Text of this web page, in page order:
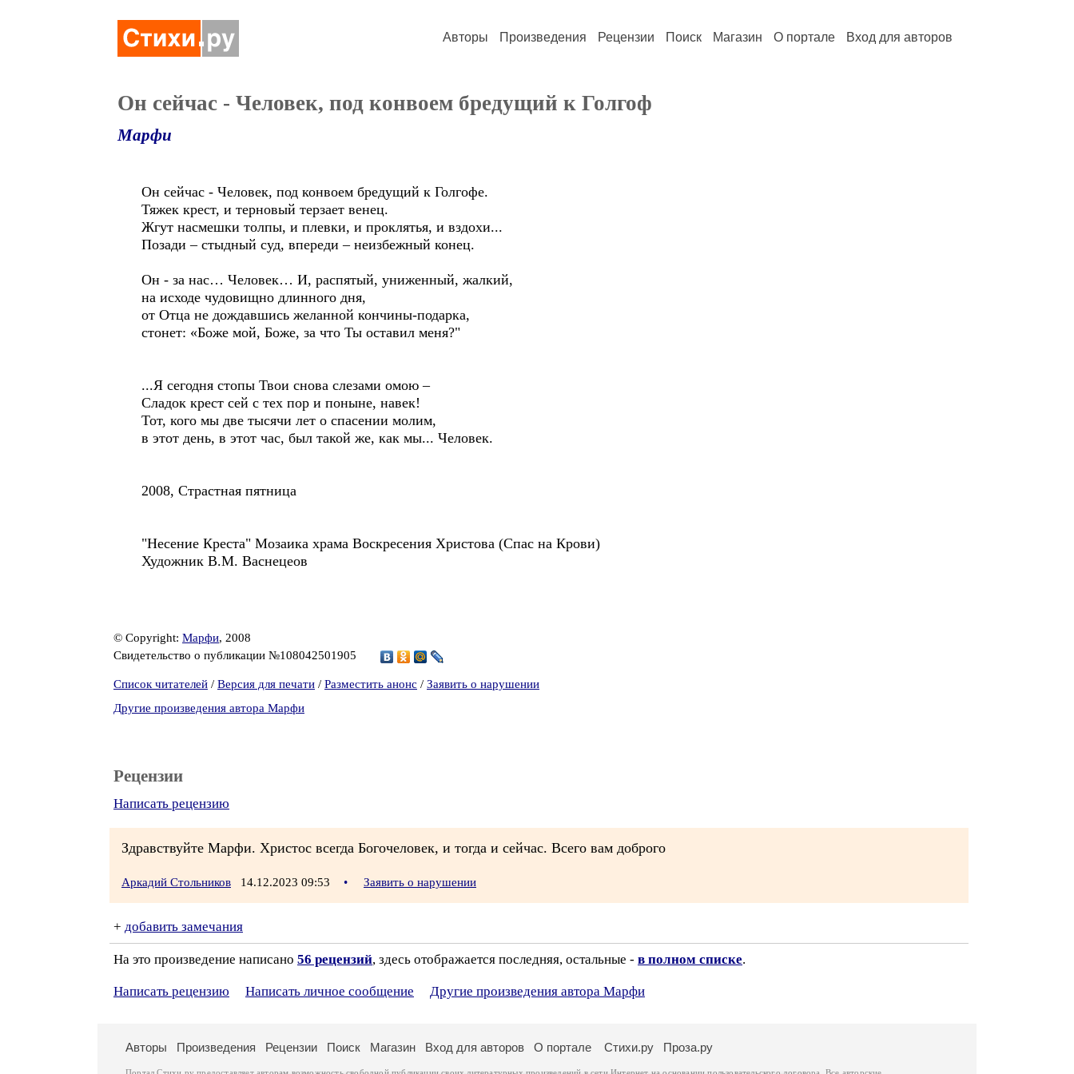
Авторы Произведения Рецензии Поиск Магазин О портале Вход для авторов
Он сейчас - Человек, под конвоем бредущий к Голгоф
Марфи
Он сейчас - Человек, под конвоем бредущий к Голгофе.
Тяжек крест, и терновый терзает венец.
Жгут насмешки толпы, и плевки, и проклятья, и вздохи...
Позади – стыдный суд, впереди – неизбежный конец.
Он - за нас… Человек… И, распятый, униженный, жалкий,
на исходе чудовищно длинного дня,
от Отца не дождавшись желанной кончины-подарка,
стонет: «Боже мой, Боже, за что Ты оставил меня?"
...Я сегодня стопы Твои снова слезами омою –
Сладок крест сей с тех пор и поныне, навек!
Тот, кого мы две тысячи лет о спасении молим,
в этот день, в этот час, был такой же, как мы... Человек.
2008, Страстная пятница
"Несение Креста" Мозаика храма Воскресения Христова (Спас на Крови)
Художник В.М. Васнецеов
© Copyright: Марфи, 2008
Свидетельство о публикации №108042501905
Список читателей / Версия для печати / Разместить анонс / Заявить о нарушении
Другие произведения автора Марфи
Рецензии
Написать рецензию
Здравствуйте Марфи. Христос всегда Богочеловек, и тогда и сейчас. Всего вам доброго
Аркадий Стольников 14.12.2023 09:53 • Заявить о нарушении
+ добавить замечания
На это произведение написано 56 рецензий, здесь отображается последняя, остальные - в полном списке.
Написать рецензию Написать личное сообщение Другие произведения автора Марфи
Авторы Произведения Рецензии Поиск Магазин Вход для авторов О портале Стихи.ру Проза.ру